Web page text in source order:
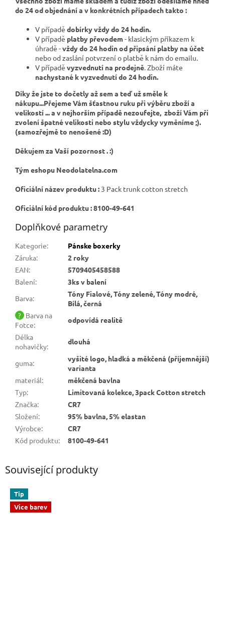
do 24 od objednání a v konkrétních případech takto :
V případě dobírky vždy do 24 hodin.
V případě platby převodem- klasickým příkazem k
úhradě -vždy do 24 hodin od připsání platby na účet
nebo od zaslání potvrzení o platbě k nám do emailu.
V případě vyzvednutí na prodejně. Zboží máte
nachystané k vyzvednutí do 24 hodin.
Díky že jste to dočetly až sem a teď už směle k
nákupu...Přejeme Vám šťastnou ruku při výběru zboží a
velikostí ... a v nejhorším případě nezoufejte, zboží Vám při
zvolení špatné velikosti nebo stylu vždycky vyměníme ;).
(samozřejmě to nenošené :D)
Děkujem za Vaší pozornost . :)
Tým eshopu Neodolatelna.com
Oficiální název produktu : 3 Pack trunk cotton stretch
Oficiální kód produktu : 8100-49-641
Doplňkové parametry
Kategorie:
Pánske boxerky
Záruka:
2 roky
EAN:
5709405458588
Balení:
3ks v balení
Barva:
Tóny Fialové, Tóny zelené, Tóny modré,
Bílá, černá
? Barva na
Fotce:
odpovídá realitě
Délka
nohavičky:
dlouhá
guma:
vyšité logo, hladká a měkčená (příjemnější)
varianta
materiál:
měkčená bavlna
Typ:
Limitovaná kolekce, 3pack Cotton stretch
Značka:
CR7
Složení:
95% bavlna, 5% elastan
Výrobce:
CR7
Kód produktu: 8100-49-641
Související produkty
Tip
Více barev